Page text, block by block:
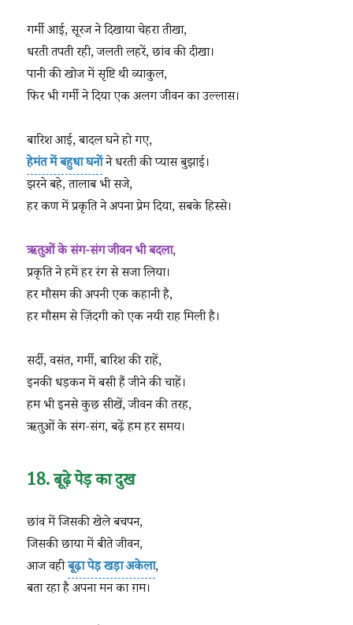
गर्मी आई, सूरज ने दिखाया चेहरा तीखा,
धरती तपती रही, जलती लहरें, छांव की दीखा।
पानी की खोज में सृष्टि थी व्याकुल,
फिर भी गर्मी ने दिया एक अलग जीवन का उल्लास।
बारिश आई, बादल घने हो गए,
हेमंत में बहुधा घनोंने धरती की प्यास बुझाई।
झरने बहे, तालाब भी सजे,
हर कण में प्रकृति ने अपना प्रेम दिया, सबके हिस्से।
ऋतुओं के संग-संग जीवन भी बदला,
प्रकृति ने हमें हर रंग से सजा लिया।
हर मौसम की अपनी एक कहानी है,
हर मौसम से ज़िंदगी को एक नयी राह मिली है।
सर्दी, वसंत, गर्मी, बारिश की राहें,
इनकी धड़कन में बसी हैं जीने की चाहें।
हम भी इनसे कुछ सीखें, जीवन की तरह,
ऋतुओं के संग-संग, बढ़ें हम हर समय।
18. बूढ़े पेड़ का दुख
छांव में जिसकी खेले बचपन,
जिसकी छाया में बीते जीवन,
आज वहीबूढ़ा पेड़ खड़ा अकेला,
बता रहा है अपना मन का ग़म।